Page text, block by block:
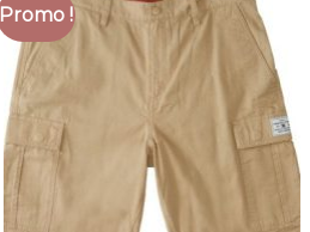
Promo !